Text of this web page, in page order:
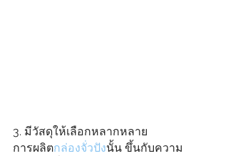
3. มีวัสดุให้เลือกหลากหลาย
การผลิตกล่องจั่วปังนั้น ขึ้นกับความ